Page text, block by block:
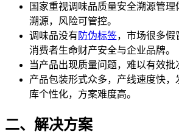
国家重视调味品质量安全溯源管
溯源，风险可管控。
调味品没有 防伪标签，市场很多假
消费者生命财产安全与企业品牌。
当产品出现质量问题，难以有效批
产品包装形式众多，产线速度快
库个性化，方案难度高。
二、解决方案